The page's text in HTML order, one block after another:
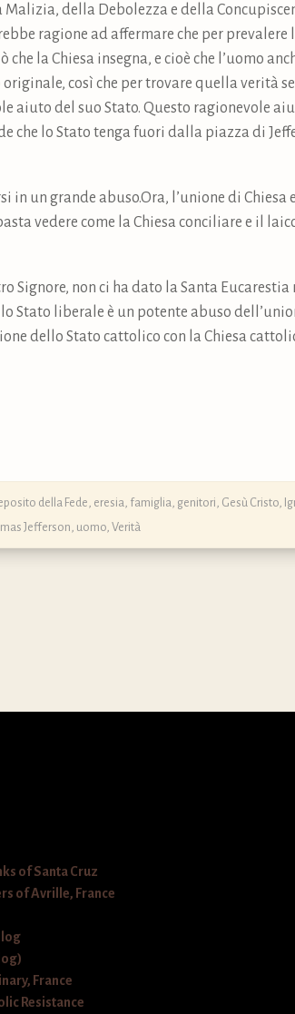
della Debolezza e della
ragione ad affermare che per
la Chiesa insegna, e cioè che l’uomo
così che per trovare quella verità
del suo Stato. Questo ragionevole
che lo Stato tenga fuori dalla piazza di
un grande abuso.Ora, l’unione di Chiesa
vedere come la Chiesa conciliare e il
Signore, non ci ha dato la Santa Eucarestia
Stato liberale è un potente abuso
dello Stato cattolico con la Chiesa
della Fede eresia famiglia genitori Gesù Cristo
Jefferson uomo Verità
of Santa Cruz
of Avrille, France
France
Resistance